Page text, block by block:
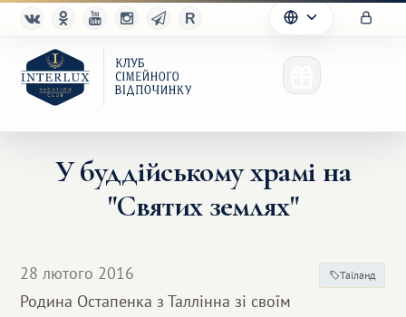
Партнерам
У буддійському храмі на
"Святих землях"
28 лютого 2016 Таїланд
Родина Остапенка з Таллінна зі своїм